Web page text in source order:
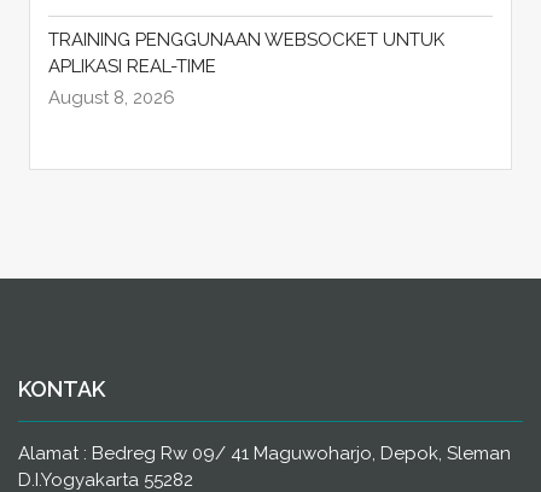
TRAINING PENGGUNAAN WEBSOCKET UNTUK
APLIKASI REAL-TIME
August 8, 2026
KONTAK
Alamat : Bedreg Rw 09/ 41 Maguwoharjo, Depok, Sleman
D.I.Yogyakarta 55282